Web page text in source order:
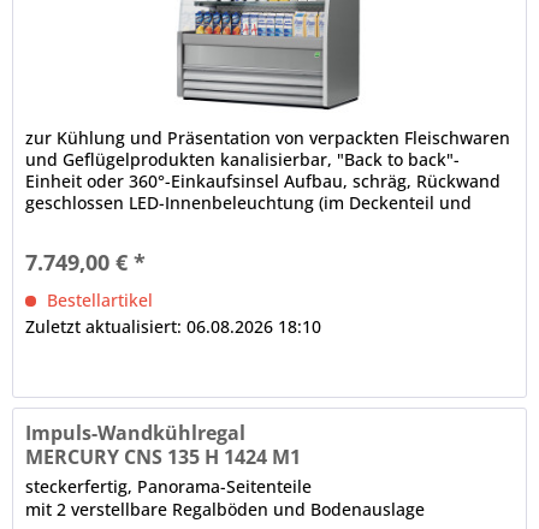
zur Kühlung und Präsentation von verpackten Fleischwaren
und Geflügelprodukten kanalisierbar, "Back to back"-
Einheit oder 360°-Einkaufsinsel Aufbau, schräg, Rückwand
geschlossen LED-Innenbeleuchtung (im Deckenteil und
Digitalanzeige, Temperaturregelung automatische...
7.749,00 € *
Bestellartikel
Zuletzt aktualisiert: 06.08.2026 18:10
Impuls-Wandkühlregal
MERCURY CNS 135 H 1424 M1
steckerfertig, Panorama-Seitenteile
mit 2 verstellbare Regalböden und Bodenauslage